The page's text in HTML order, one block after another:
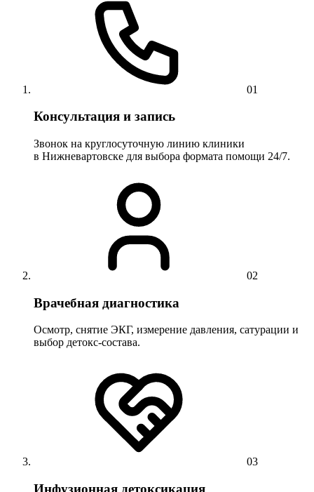
01
Консультация и запись
Звонок на круглосуточную линию клиники
в Нижневартовске для выбора формата помощи 24/7.
02
Врачебная диагностика
Осмотр, снятие ЭКГ, измерение давления, сатурации и
выбор детокс-состава.
03
Инфузионная детоксикация